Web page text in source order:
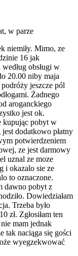
w parze
niemiły. Mimo, ze
16 jak
obsługi w
20.00 niby maja
jeszcze pól
Żadnego
aroganckiego
jest ok.
kupując pobyt w
dodatkowo płatny
potwierdzeniem
ze jest darmowy
uznal ze moze
i okazalo sie ze
to oznaczone.
dawno pobyt z
Dowiedziałam
Trzeba było
zł. Zgłosiłam ten
mam jednak
tak naciąga się gości
wyegzekwować